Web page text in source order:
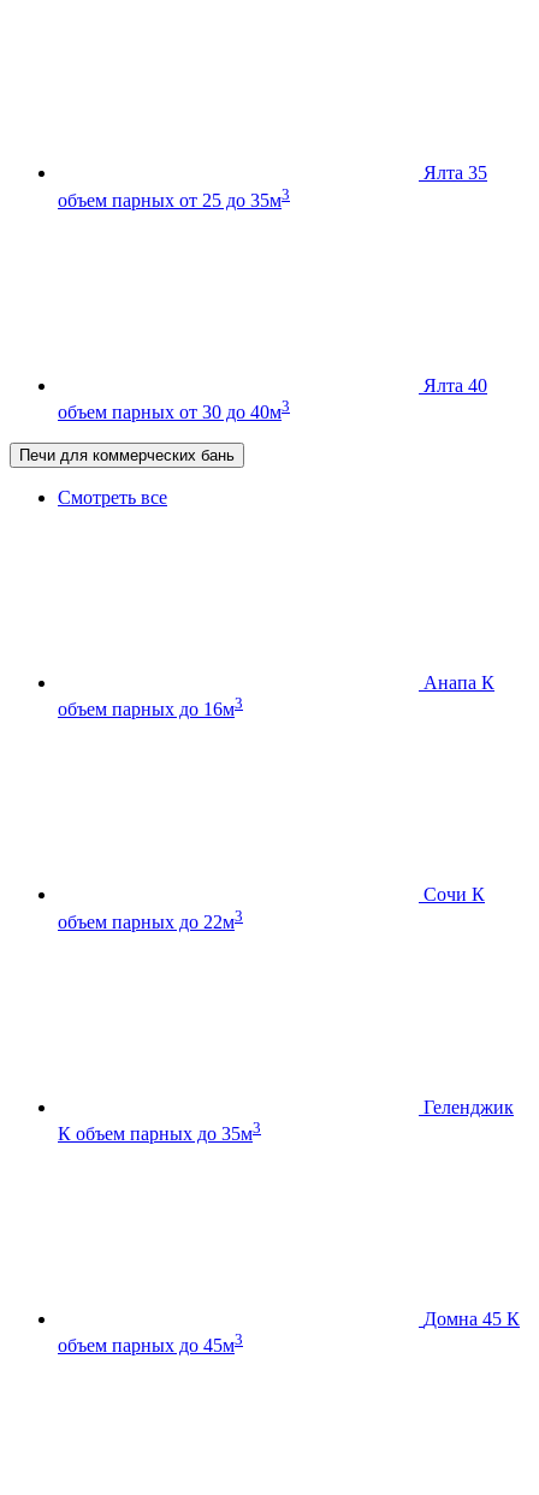
Ялта 35
объем парных от 25 до 35м3
Ялта 40
объем парных от 30 до 40м3
Печи для коммерческих бань
Смотреть все
Анапа К
объем парных до 16м3
Сочи К
объем парных до 22м3
Геленджик
К объем парных до 35м3
Домна 45 К
объем парных до 45м3